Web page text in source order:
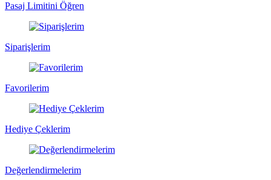
Pasaj Limitini Öğren
Siparişlerim
Favorilerim
Hediye Çeklerim
Değerlendirmelerim